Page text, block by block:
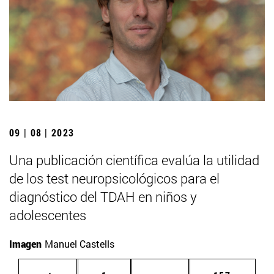
09 | 08 | 2023
Una publicación científica evalúa la utilidad
de los test neuropsicológicos para el
diagnóstico del TDAH en niños y
adolescentes
Imagen Manuel Castells